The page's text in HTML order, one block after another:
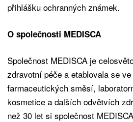
přihlášku ochranných známek.
O společnosti MEDISCA
Společnost MEDISCA je
zdravotní péče a etablovala se
farmaceutických směsí,
kosmetice a dalších odvětvích
než 30 let si společnost